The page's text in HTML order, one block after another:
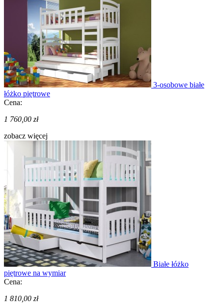
3-osobowe białe
łóżko piętrowe
Cena:
1 760,00 zł
zobacz więcej
Białe łóżko
piętrowe na wymiar
Cena:
1 810,00 zł